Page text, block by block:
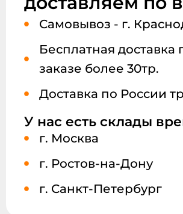
Самовывоз - г.
Бесплатная
заказе более 30тр.
Доставка по России
У нас есть склады
г. Москва
г. Ростов-на-Дону
г. Санкт-Петербург